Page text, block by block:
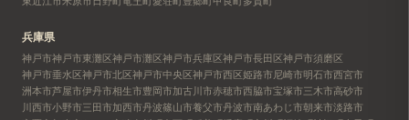
兵庫県
神戸市神戸市東灘区神戸市灘区神戸市兵庫区神戸市長田区神戸市須磨区
神戸市垂水区神戸市北区神戸市中央区神戸市西区姫路市尼崎市明石市西宮市
洲本市芦屋市伊丹市相生市豊岡市加古川市赤穂市西脇市宝塚市三木市高砂市
川西市小野市三田市加西市丹波篠山市養父市丹波市南あわじ市朝来市淡路市